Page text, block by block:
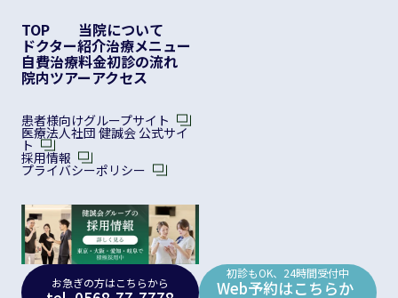
TOP 当院について
ドクター紹介治療メニュー
自費治療料金初診の流れ
院内ツアーアクセス
患者様向けグループサイト
医療法人社団 健誠会 公式サイ
ト
採用情報
プライバシーポリシー
お急ぎの方はこちらから
初診もOK、24時間受付中
Web予約はこちらか